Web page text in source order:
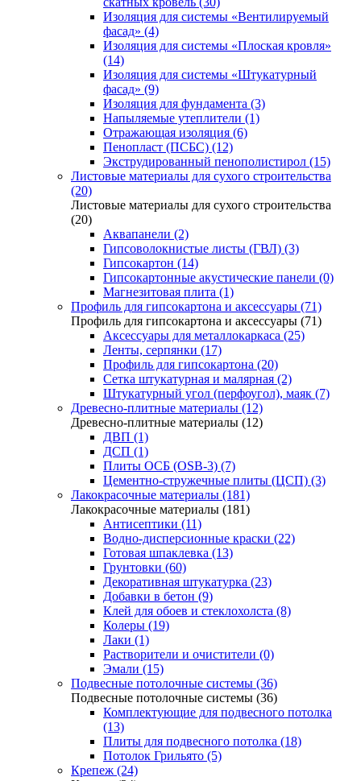
Изоляция для системы «Вентилируемый
фасад» (4)
Изоляция для системы «Плоская кровля»
(14)
Изоляция для системы «Штукатурный
фасад» (9)
Изоляция для фундамента (3)
Напыляемые утеплители (1)
Отражающая изоляция (6)
Пенопласт (ПСБС) (12)
Экструдированный пенополистирол (15)
Листовые материалы для сухого строительства
(20)
Листовые материалы для сухого строительства
(20)
Аквапанели (2)
Гипсоволокнистые листы (ГВЛ) (3)
Гипсокартон (14)
Гипсокартонные акустические панели (0)
Магнезитовая плита (1)
Профиль для гипсокартона и аксессуары (71)
Профиль для гипсокартона и аксессуары (71)
Аксессуары для металлокаркаса (25)
Ленты, серпянки (17)
Профиль для гипсокартона (20)
Сетка штукатурная и малярная (2)
Штукатурный угол (перфоугол), маяк (7)
Древесно-плитные материалы (12)
Древесно-плитные материалы (12)
ДВП (1)
ДСП (1)
Плиты ОСБ (OSB-3) (7)
Цементно-стружечные плиты (ЦСП) (3)
Лакокрасочные материалы (181)
Лакокрасочные материалы (181)
Антисептики (11)
Водно-дисперсионные краски (22)
Готовая шпаклевка (13)
Грунтовки (60)
Декоративная штукатурка (23)
Добавки в бетон (9)
Клей для обоев и стеклохолста (8)
Колеры (19)
Лаки (1)
Растворители и очистители (0)
Эмали (15)
Подвесные потолочные системы (36)
Подвесные потолочные системы (36)
Комплектующие для подвесного потолка
(13)
Плиты для подвесного потолка (18)
Потолок Грильято (5)
Крепеж (24)